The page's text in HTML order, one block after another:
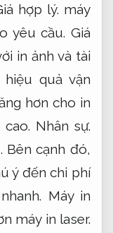
hợp lý. máy
yêu cầu. Giá
in ảnh và tài
hiệu quả vận
hơn cho in
Nhân sự.
Bên cạnh đó,
ý đến chi phí
Máy in
máy in laser.